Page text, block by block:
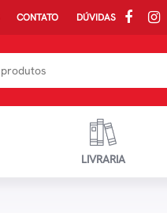
CONTATO DÚVIDAS
LIVRARIA